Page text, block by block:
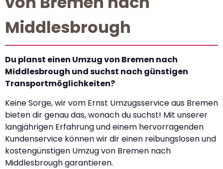
Middlesbrough
Du planst einen Umzug von Bremen nach
Middlesbrough und suchst nach günstigen
Transportmöglichkeiten?
Keine Sorge, wir vom Ernst Umzugsservice aus Bremen
bieten dir genau das, wonach du suchst! Mit unserer
langjährigen Erfahrung und einem hervorragenden
Kundenservice können wir dir einen reibungslosen und
kostengünstigen Umzug von Bremen nach
Middlesbrough garantieren.